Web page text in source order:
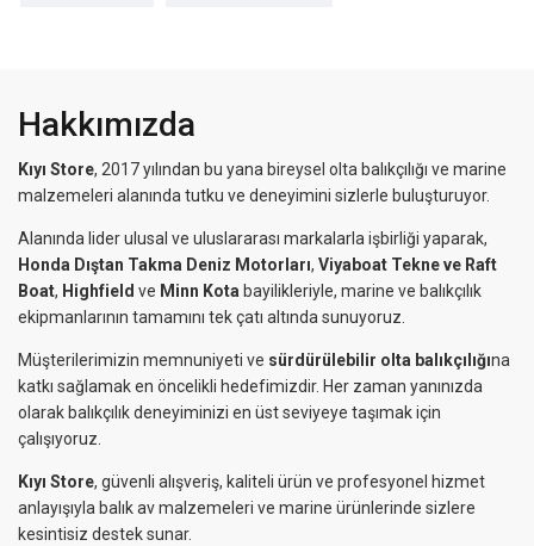
Hakkımızda
Kıyı Store, 2017 yılından bu yana bireysel olta balıkçılığı ve marine
malzemeleri alanında tutku ve deneyimini sizlerle buluşturuyor.
Alanında lider ulusal ve uluslararası markalarla işbirliği yaparak,
Honda Dıştan Takma Deniz Motorları, Viyaboat Tekne ve Raft
Boat, Highfield ve Minn Kota bayilikleriyle, marine ve balıkçılık
ekipmanlarının tamamını tek çatı altında sunuyoruz.
Müşterilerimizin memnuniyeti ve sürdürülebilir olta balıkçılığına
katkı sağlamak en öncelikli hedefimizdir. Her zaman yanınızda
olarak balıkçılık deneyiminizi en üst seviyeye taşımak için
çalışıyoruz.
Kıyı Store, güvenli alışveriş, kaliteli ürün ve profesyonel hizmet
anlayışıyla balık av malzemeleri ve marine ürünlerinde sizlere
kesintisiz destek sunar.